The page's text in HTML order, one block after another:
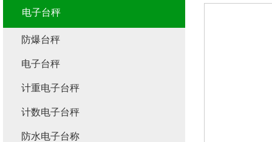
电子台秤
防爆台秤
电子台秤
计重电子台秤
计数电子台秤
防水电子台称